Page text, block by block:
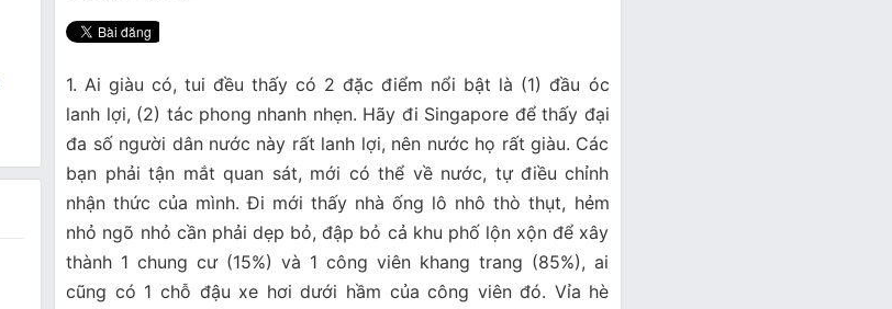
1. Ai giàu có, tui đều thấy có 2 đặc điểm nổi bật là (1) đầu óc
lanh lợi, (2) tác phong nhanh nhẹn. Hãy đi Singapore để thấy đại
đa số người dân nước này rất lanh lợi, nên nước họ rất giàu. Các
bạn phải tận mắt quan sát, mới có thể về nước, tự điều chỉnh
nhận thức của mình. Đi mới thấy nhà ống lô nhô thò thụt, hẻm
nhỏ ngõ nhỏ cần phải dẹp bỏ, đập bỏ cả khu phố lộn xộn để xây
thành 1 chung cư (15%) và 1 công viên khang trang (85%), ai
cũng có 1 chỗ đậu xe hơi dưới hầm của công viên đó. Vỉa hè